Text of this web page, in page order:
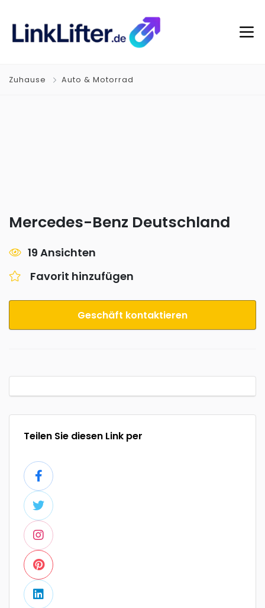
Zuhause Auto & Motorrad
Mercedes-Benz Deutschland
19 Ansichten
Favorit hinzufügen
Geschäft kontaktieren
Teilen Sie diesen Link per